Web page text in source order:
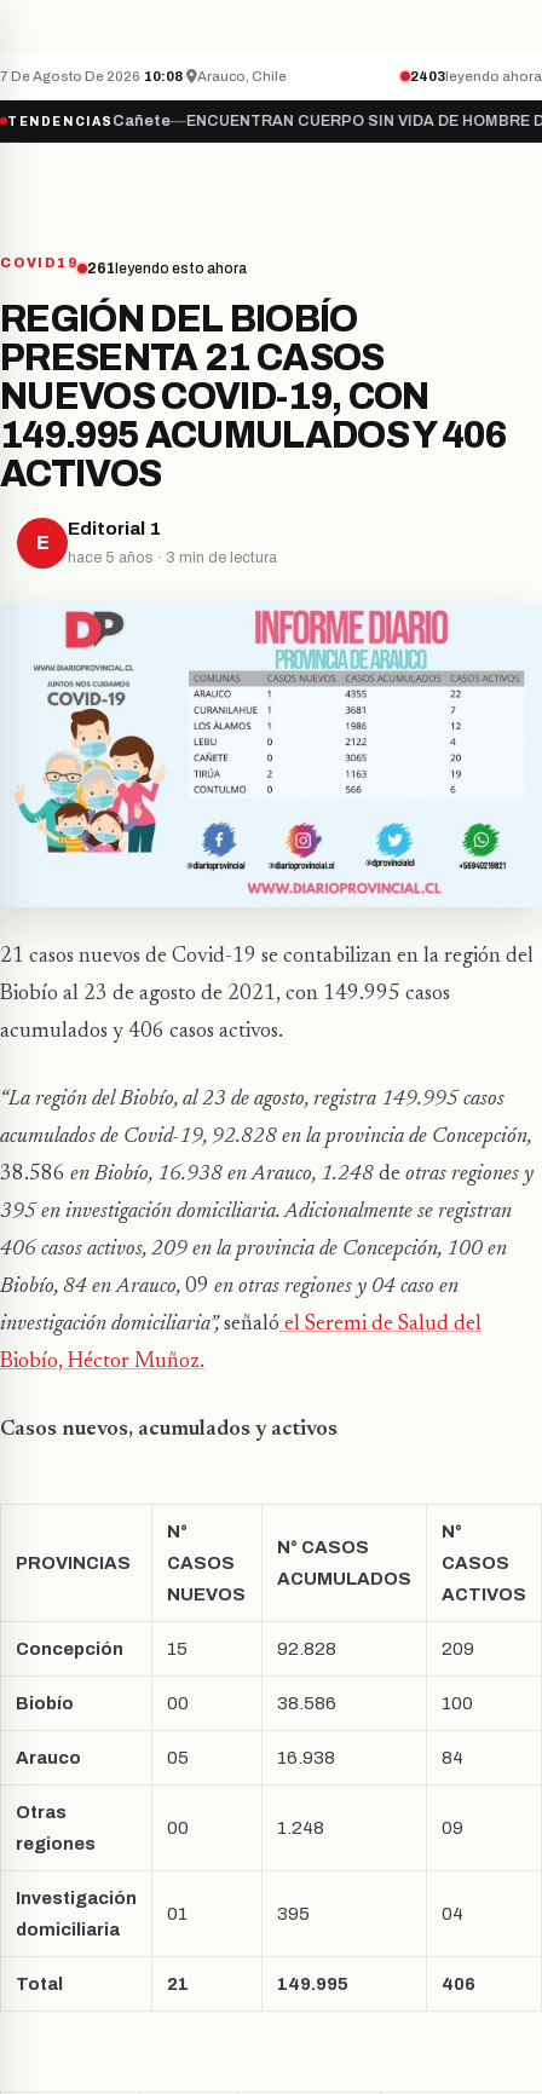
7 De Agosto De 2026·10:08· Arauco, Chile 2403leyendo ahora
TENDENCIAS
●Cañete—ENCUENTRAN CUERPO SIN VIDA DE HOMBRE
COVID19 261 leyendo esto ahora
REGIÓN DEL BIOBÍO
PRESENTA 21 CASOS
NUEVOS COVID-19, CON
149.995 ACUMULADOS Y 406
ACTIVOS
E
Editorial 1
hace 5 años · 3 min de lectura
21 casos nuevos de Covid-19 se contabilizan en la región del
Biobío al 23 de agosto de 2021, con 149.995 casos
acumulados y 406 casos activos.
“La región del Biobío, al 23 de agosto, registra 149.995 casos
acumulados de Covid-19, 92.828 en la provincia de Concepción,
38.586 en Biobío, 16.938 en Arauco, 1.248 de otras regiones y
395 en investigación domiciliaria. Adicionalmente se registran
406 casos activos, 209 en la provincia de Concepción, 100 en
Biobío, 84 en Arauco, 09 en otras regiones y 04 caso en
investigación domiciliaria”,señaló el Seremi de Salud del
Biobío, Héctor Muñoz.
Casos nuevos, acumulados y activos
PROVINCIAS
N°
CASOS
NUEVOS
N° CASOS
ACUMULADOS
N°
CASOS
ACTIVOS
Concepción 15 92.828 209
Biobío 00 38.586 100
Arauco 05 16.938 84
Otras
regiones
00 1.248 09
Investigación
domiciliaria
01 395 04
Total 21 149.995 406